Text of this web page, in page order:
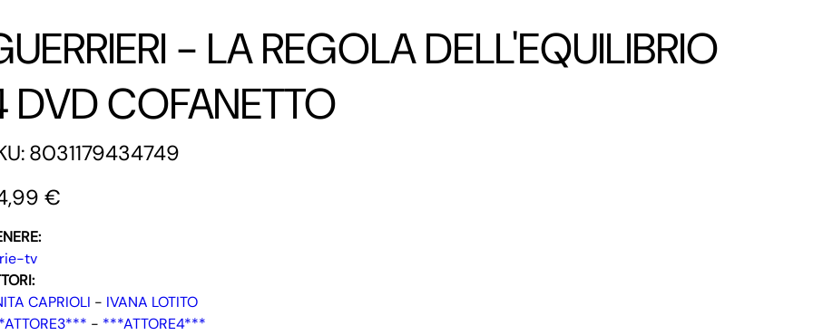
- LA REGOLA DELL'EQUILIBRIO
DVD COFANETTO
SKU
8031179434749
8031179434749
€
tv
CAPRIOLI - IVANA LOTITO
- ***ATTORE4***